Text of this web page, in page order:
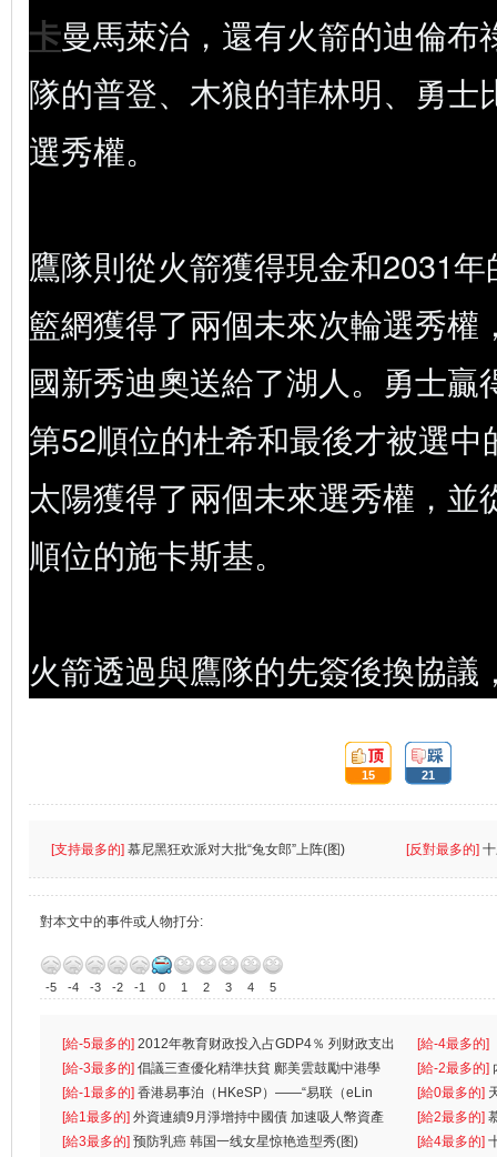
卡曼馬萊治，還有火箭的迪倫布
隊的普登、木狼的菲林明、勇士
選秀權。
鷹隊則從火箭獲得現金和2031
籃網獲得了兩個未來次輪選秀權
國新秀迪奧送給了湖人。勇士贏
第52順位的杜希和最後才被選
太陽獲得了兩個未來選秀權，並
順位的施卡斯基。
火箭透過與鷹隊的先簽後換協議
頂:
15
踩:
21
[支持最多的] 慕尼黑狂欢派对大批“兔女郎”上阵(图) [反對最多的]
對本文中的事件或人物打分:
-5 -4 -3 -2 -1 0 1 2 3 4 5
[給-5最多的] 2012年教育财政投入占GDP4％ 列财政支出
首位
[給-4最多的]
一
[給-3最多的] 倡議三查優化精準扶貧 鄺美雲鼓勵中港學
生
[給-2最多的]
人
[給-1最多的] 香港易事泊（HKeSP）——“易联（eLin
k）”项目
[給0最多的]
[給1最多的] 外資連續9月淨增持中國債 加速吸人幣資產 [給2最多的]
[給3最多的] 预防乳癌 韩国一线女星惊艳造型秀(图) [給4最多的]